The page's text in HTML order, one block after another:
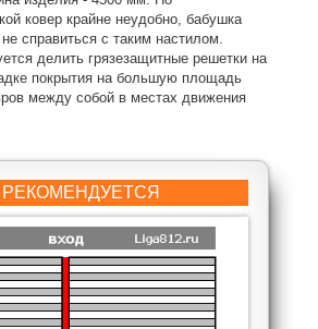
ковер крайне неудобно, бабушка
справиться с таким настилом.
делить грязезащитные решетки на
покрытия на большую площадь
между собой в местах движения
РЕКОМЕНДУЕТСЯ